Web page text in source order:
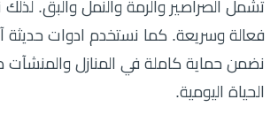
تشمل الصراصير والرمة والنمل والبق.
فعالة وسريعة. كما نستخدم ادوات حديثة
نضمن حماية كاملة في المنازل
الحياة اليومية.